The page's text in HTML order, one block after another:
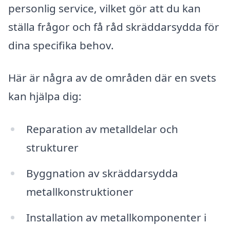
personlig service, vilket gör att du kan
ställa frågor och få råd skräddarsydda för
dina specifika behov.
Här är några av de områden där en svets
kan hjälpa dig:
Reparation av metalldelar och
strukturer
Byggnation av skräddarsydda
metallkonstruktioner
Installation av metallkomponenter i